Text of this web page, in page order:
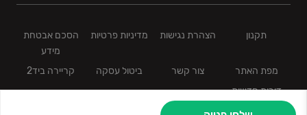
תקנון הצהרת נגישות מדיניות פרטיות
הסכם אבטחת
מידע
מפת האתר
צור קשר ביטול עסקה
קריירה ביד2
דירות חדשות